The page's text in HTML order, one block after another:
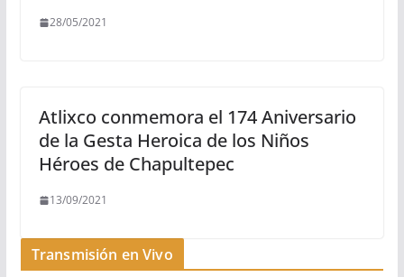
28/05/2021
Atlixco conmemora el 174 Aniversario
de la Gesta Heroica de los Niños
Héroes de Chapultepec
13/09/2021
Transmisión en Vivo